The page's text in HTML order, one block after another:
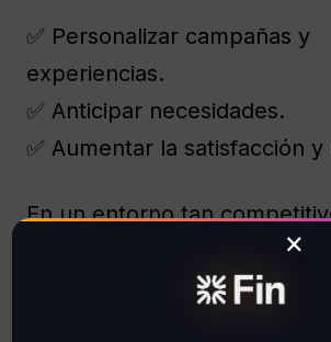
✅ Personalizar campañas y
experiencias.
✅ Anticipar necesidades.
✅ Aumentar la satisfacción
En un entorno tan
ya no
opción, sino una necesidad
×